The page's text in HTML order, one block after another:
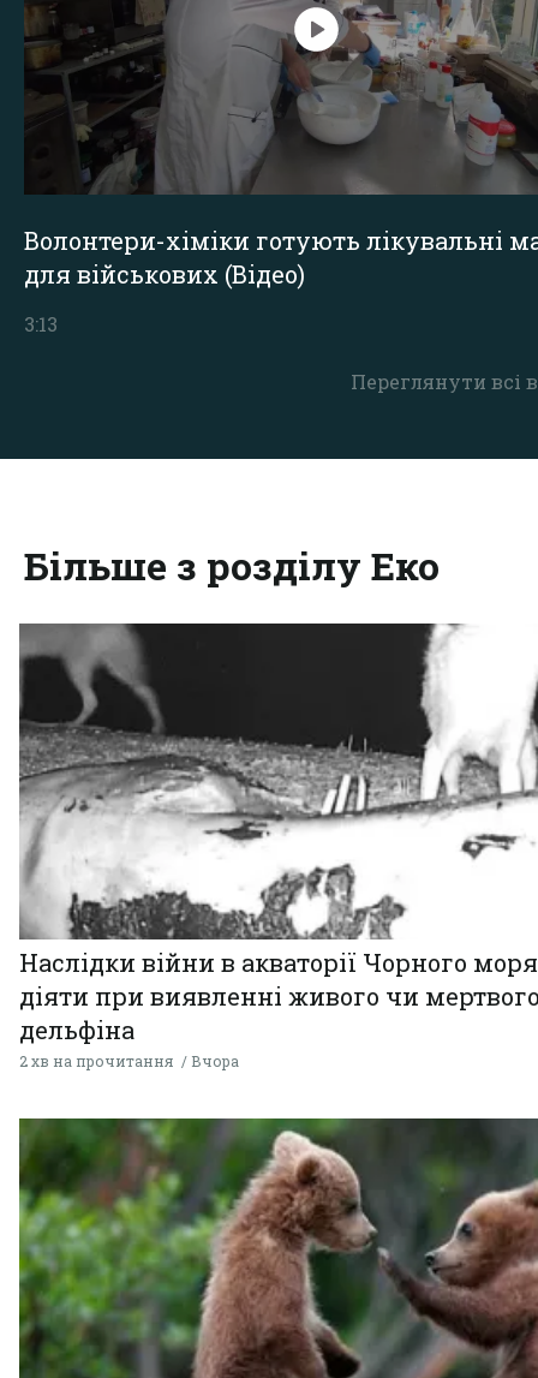
Переглянути всі
Волонтери-хіміки готують лікувальні
для військових (Відео)
3:13
Більше з розділу Еко
Наслідки війни в акваторії Чорного
діяти при виявленні живого чи
дельфіна
2 хв на прочитання Вчора